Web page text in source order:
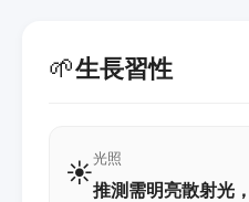
🌱生長習性
☀️光照
推測需明亮散射光